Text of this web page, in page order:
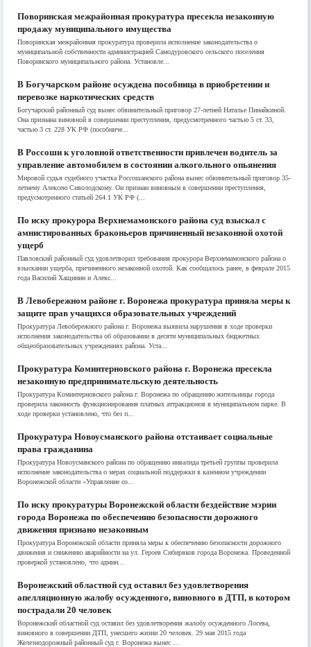
Поворинская межрайонная прокуратура пресекла незаконную
продажу муниципального имущества
Поворинская межрайонная прокуратура проверила исполнение законодательства о
муниципальной собственности администрацией Самодуровского сельского поселения
Поворинского муниципального района. Установле...
В Богучарском районе осуждена пособница в приобретении и
перевозке наркотических средств
Богучарский районный суд вынес обвинительный приговор 27-летней Наталье Пинайкиной.
Она признана виновной в совершении преступления, предусмотренного частью 5 ст. 33,
частью 3 ст. 228 УК РФ (пособниче...
В Россоши к уголовной ответственности привлечен водитель за
управление автомобилем в состоянии алкогольного опьянения
Мировой судья судебного участка Россошанского района вынес обвинительный приговор 35-
летнему Алексею Сиволодскому. Он признан виновным в совершении преступления,
предусмотренного статьей 264.1 УК РФ (...
По иску прокурора Верхнемамонского района суд взыскал с
амнистированных браконьеров причиненный незаконной охотой
ущерб
Павловский районный суд удовлетворил требования прокурора Верхнемамонского района о
взыскании ущерба, причиненного незаконной охотой. Как сообщалось ранее, в феврале 2015
года Василий Хащинин и Алекс...
В Левобережном районе г. Воронежа прокуратура приняла меры к
защите прав учащихся образовательных учреждений
Прокуратура Левобережного района г. Воронежа выявила нарушения в ходе проверки
исполнения законодательства об образовании в десяти муниципальных бюджетных
общеобразовательных учреждениях района. Уста...
Прокуратура Коминтерновского района г. Воронежа пресекла
незаконную предпринимательскую деятельность
Прокуратура Коминтерновского района г. Воронежа по обращению жительницы города
проверила законность функционирования платных аттракционов в муниципальном парке. В
ходе проверки установлено, что без п...
Прокуратура Новоусманского района отстаивает социальные
права гражданина
Прокуратура Новоусманского района по обращению инвалида третьей группы проверила
исполнение законодательства о мерах социальной поддержки в казенном учреждении
Воронежской области «Управление со...
По иску прокуратуры Воронежской области бездействие мэрии
города Воронежа по обеспечению безопасности дорожного
движения признано незаконным
Прокуратура Воронежской области приняла меры к обеспечению безопасности дорожного
движения и снижению аварийности на ул. Героев Сибиряков города Воронежа. Проведенной
проверкой установлено, что админ...
Воронежский областной суд оставил без удовлетворения
апелляционную жалобу осужденного, виновного в ДТП, в котором
пострадали 20 человек
Воронежский областной суд оставил без удовлетворения жалобу осужденного Лосева,
виновного в совершении ДТП, унесшего жизни 20 человек. 29 мая 2015 года
Железнодорожный районный суд г. Воронежа вынес ...